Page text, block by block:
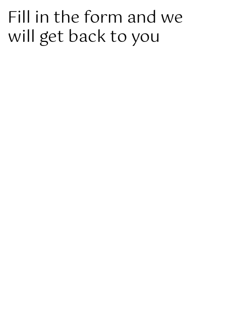
Fill in the form and we
will get back to you